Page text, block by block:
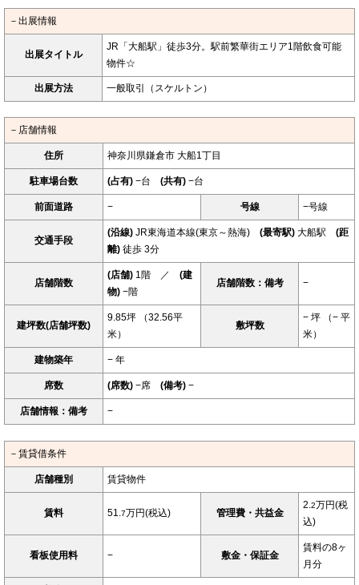
－出展情報
出展タイトル
JR「大船駅」徒歩3分。駅前繁華街エリア1階飲食可能
物件☆
出展方法 一般取引（スケルトン）
－店舗情報
住所 神奈川県鎌倉市 大船1丁目
駐車場台数 (占有) −台 (共有) −台
前面道路 − 号線 −号線
交通手段
(沿線) JR東海道本線(東京～熱海) (最寄駅) 大船駅 (距
離) 徒歩 3分
店舗階数
(店舗) 1階 ／ (建
物) −階
店舗階数：備考 −
建坪数(店舗坪数)
9.85坪 （32.56平
米）
敷坪数
− 坪 （− 平
米）
建物築年 − 年
席数 (席数) −席 (備考) −
店舗情報：備考 −
－賃貸借条件
店舗種別 賃貸物件
賃料 51.7万円(税込) 管理費・共益金
2.2万円(税
込)
看板使用料 − 敷金・保証金
賃料の8ヶ
月分